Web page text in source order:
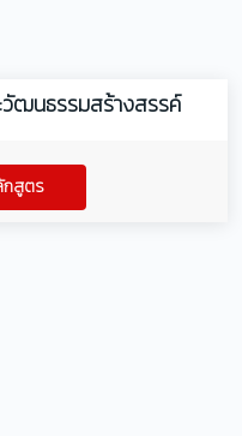
วัฒนธรรมสร้างสรรค์
กสูตร